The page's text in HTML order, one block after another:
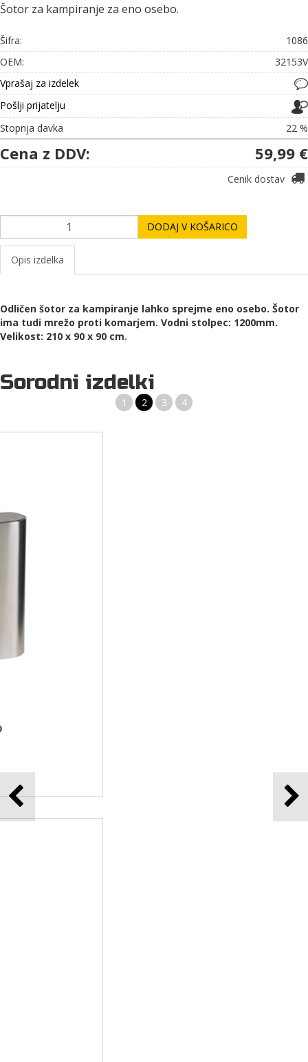
Šotor za kampiranje za eno osebo.
Šifra:
1086
OEM:
32153V
Vprašaj za izdelek
Pošlji prijatelju
Stopnja davka
22 %
Cena z DDV: 59,99 €
Cenik dostav
DODAJ V KOŠARICO
Opis izdelka
Odličen šotor za kampiranje lahko sprejme eno osebo. Šotor
ima tudi mrežo proti komarjem. Vodni stolpec: 1200mm.
Velikost: 210 x 90 x 90 cm.
Sorodni izdelki
1 2 3 4
NOVO